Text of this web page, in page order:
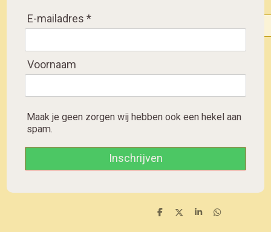
Sold out
Handwerklich
S
S
S
S
E-mailadres *
Voornaam
Maak je geen zorgen wij hebben ook een hekel aan
spam.
Inschrijven